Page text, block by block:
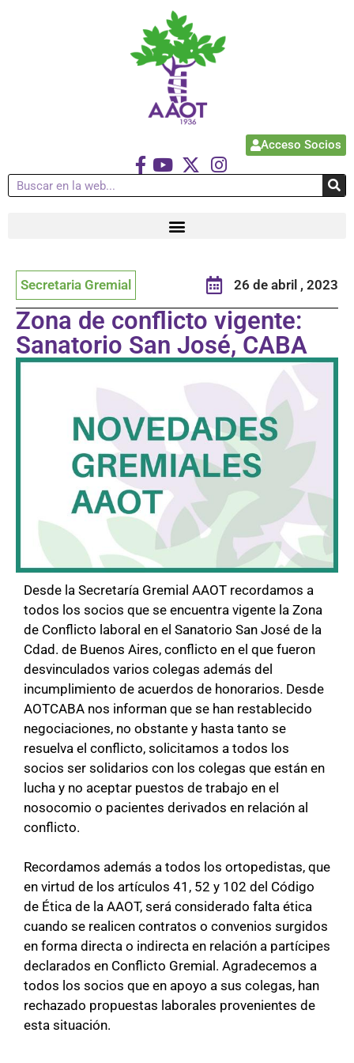
Acceso Socios
Secretaria Gremial 26 de abril , 2023
Zona de conflicto vigente:
Sanatorio San José, CABA
Desde la Secretaría Gremial AAOT recordamos a
todos los socios que se encuentra vigente la Zona
de Conflicto laboral en el Sanatorio San José de la
Cdad. de Buenos Aires, conflicto en el que fueron
desvinculados varios colegas además del
incumplimiento de acuerdos de honorarios. Desde
AOTCABA nos informan que se han restablecido
negociaciones, no obstante y hasta tanto se
resuelva el conflicto, solicitamos a todos los
socios ser solidarios con los colegas que están en
lucha y no aceptar puestos de trabajo en el
nosocomio o pacientes derivados en relación al
conflicto.
Recordamos además a todos los ortopedistas, que
en virtud de los artículos 41, 52 y 102 del Código
de Ética de la AAOT, será considerado falta ética
cuando se realicen contratos o convenios surgidos
en forma directa o indirecta en relación a partícipes
declarados en Conflicto Gremial. Agradecemos a
todos los socios que en apoyo a sus colegas, han
rechazado propuestas laborales provenientes de
esta situación.